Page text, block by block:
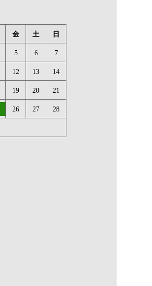
金 土 日
5 6 7
12 13 14
19 20 21
26 27 28